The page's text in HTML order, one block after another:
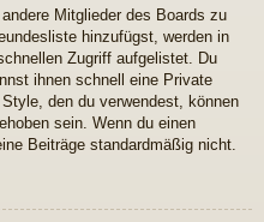
Mitglieder des Boards zu
hinzufügst, werden in
Zugriff aufgelistet. Du
ihnen schnell eine Private
den du verwendest, können
sein. Wenn du einen
Beiträge standardmäßig nicht.